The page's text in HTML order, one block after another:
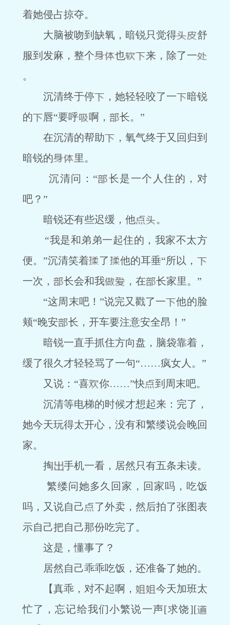
着她侵占掠夺。
大脑被吻到缺氧，暗锐只觉得
舒
服到发麻，整个
也
来，除了一
。
沉清终于停
，她轻轻咬了一
暗锐
的
唇“要呼 啊，
长。”
在沉清的帮助
，氧气终于又回归到
暗锐的
里。
沉清问：“
长是一个人住的，对
吧？”
暗锐还有些迟缓，他
。
“我是和弟弟一起住的，我家不太方
便。”沉清笑着
了
他的耳垂“所以，
一次，
长会和我 ，在
长家里。”
“这周末吧！”说完又戳了一
他的脸
颊“晚安
长，开车要注意安全昂！”
暗锐一直手抓住方向盘，脑袋靠着，
缓了很久才轻轻骂了一句“……疯女人。”
又说：“喜
你……”快
到周末吧。
沉清等电梯的时候才想起来：完了，
她今天玩得太开心，没有和繁缕说会晚回
家。
掏
手机一看，居然只有五条未读。
繁缕问她多久回家，回家吗，吃饭
吗，又说自己
了外卖，然后拍了张图表
示自己把自己那份吃完了。
这是，懂事了？
居然自己乖乖吃饭，还准备了她的。
【真乖，对不起啊，
今天加班太
忙了，忘记给我们小繁说一声[求饶][